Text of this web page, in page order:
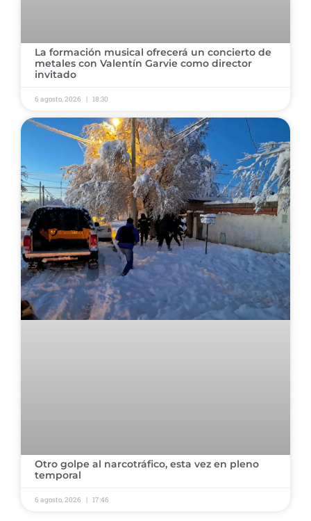
​La formación musical ofrecerá un concierto de
metales con Valentín Garvie como director
invitado ​
6 agosto, 2026 18:30
​Otro golpe al narcotráfico, esta vez en pleno
temporal ​
6 agosto, 2026 17:46